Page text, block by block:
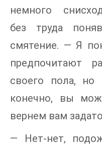
немного
без труда
смятение. — Я
предпочитают
своего пола,
конечно, вы
вернем вам
— Нет-нет,